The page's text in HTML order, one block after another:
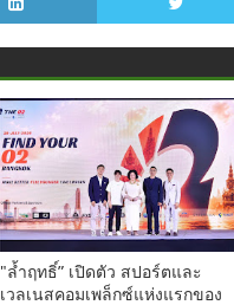
"ล้ำฤทธิ์” เปิดตัว สปอร์ตและ
เวลเนสคอมเพล็กซ์แห่งแรกของ